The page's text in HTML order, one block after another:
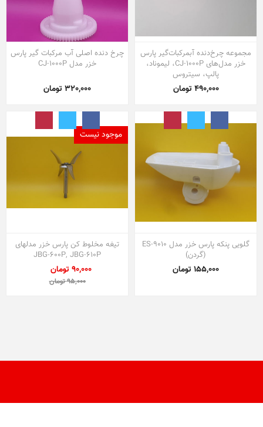
مجموعه چرخ‌دنده آبمرکبات‌گیر پارس
خزر مدل‌های CJ-1000P، لیموناد،
پالپ، سیتروس
490,000 تومان
چرخ دنده اصلی آب مرکبات گیر پارس
خزر مدل CJ-1000P
320,000 تومان
گلویی پنکه پارس خزر مدل ES-9010
(گردن)
155,000 تومان
موجود نیست
تیغه مخلوط کن پارس خزر مدلهای
JBG-600P, JBG-610P
90,000 تومان
95,000 تومان